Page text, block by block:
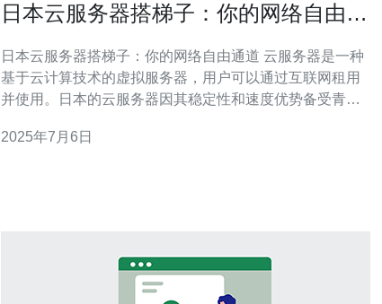
日本云服务器搭梯子：你的网络自由通
日本云服务器搭梯子：你的网络自由通道 云服务器是一种
基于云计算技术的虚拟服务器，用户可以通过互联网租用
并使用。日本的云服务器因其稳定性和速度优势备受青
建梯子（VPN），帮助用户突破地域限制，访问国外网站
2025年7月6日